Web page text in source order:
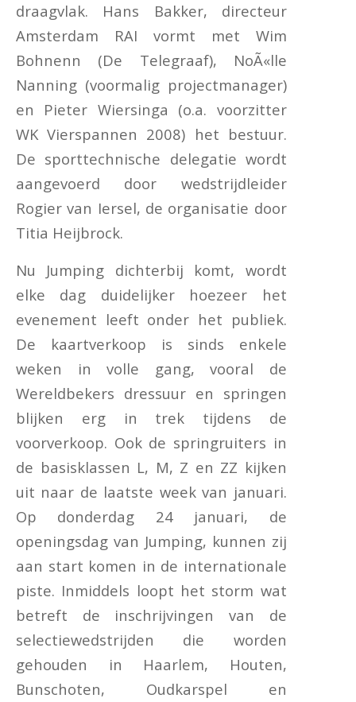
draagvlak. Hans Bakker, directeur
Amsterdam RAI vormt met Wim
Bohnenn (De Telegraaf), NoÃ«lle
Nanning (voormalig projectmanager)
en Pieter Wiersinga (o.a. voorzitter
WK Vierspannen 2008) het bestuur.
De sporttechnische delegatie wordt
aangevoerd door wedstrijdleider
Rogier van Iersel, de organisatie door
Titia Heijbrock.
Nu Jumping dichterbij komt, wordt
elke dag duidelijker hoezeer het
evenement leeft onder het publiek.
De kaartverkoop is sinds enkele
weken in volle gang, vooral de
Wereldbekers dressuur en springen
blijken erg in trek tijdens de
voorverkoop. Ook de springruiters in
de basisklassen L, M, Z en ZZ kijken
uit naar de laatste week van januari.
Op donderdag 24 januari, de
openingsdag van Jumping, kunnen zij
aan start komen in de internationale
piste. Inmiddels loopt het storm wat
betreft de inschrijvingen van de
selectiewedstrijden die worden
gehouden in Haarlem, Houten,
Bunschoten, Oudkarspel en